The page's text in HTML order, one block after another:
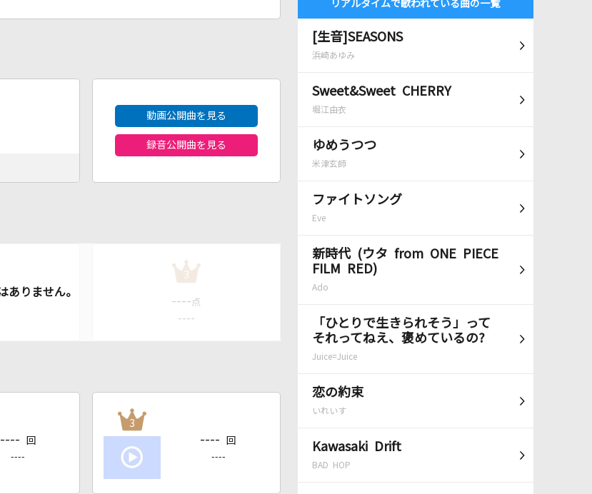
リアルタイムで歌われている曲の一覧
[生音]SEASONS
浜崎あゆみ
Sweet&Sweet CHERRY
堀江由衣
ゆめうつつ
米津玄師
ファイトソング
Eve
新時代 (ウタ from ONE PIECE
FILM RED)
Ado
「ひとりで生きられそう」って
それってねえ、褒めているの?
Juice=Juice
恋の約束
いれいす
Kawasaki Drift
BAD HOP
動画公開曲を見る
録音公開曲を見る
3
---- 点
----
---- 回
----
3
---- 回
----